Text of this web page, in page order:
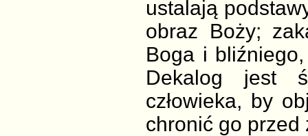
ustalają
obraz Boży;
Boga i
Dekalog jest
człowieka, by
chronić go przed